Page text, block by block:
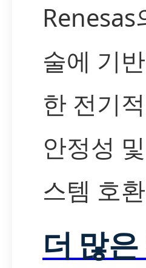
술에 기
한 전기
안정성
스템 호
더 많